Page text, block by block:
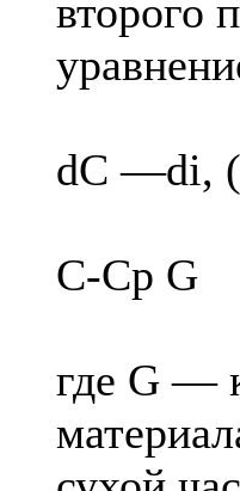
второго
dC —di,
C-Cp G
где G —